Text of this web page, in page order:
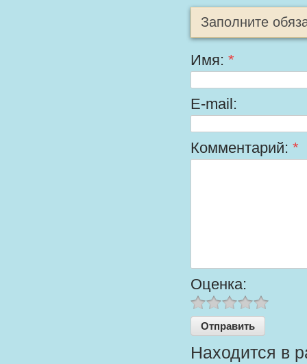
Заполните
Имя: *
E-mail:
Комментарий: *
Оценка:
Находится в